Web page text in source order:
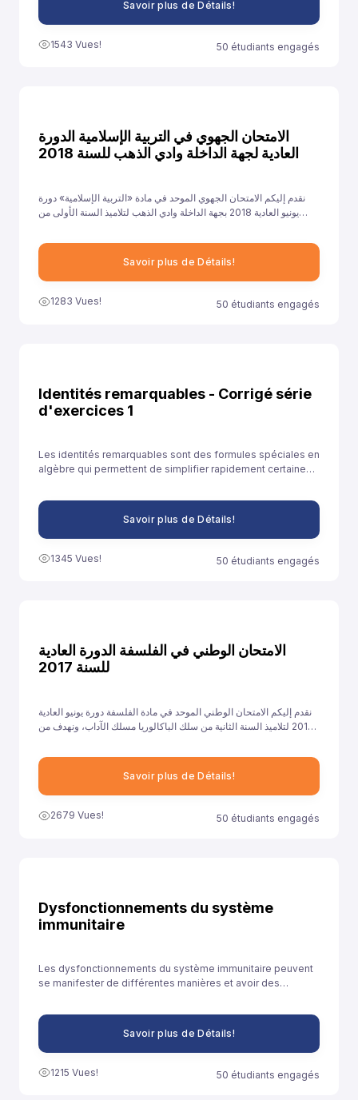
Savoir plus de Détails!
1543 Vues! 50 étudiants engagés
الامتحان الجهوي في التربية الإسلامية الدورة
العادية لجهة الداخلة وادي الذهب للسنة 2018
نقدم إليكم الامتحان الجهوي الموحد في مادة «التربية الإسلامية» دورة
يونيو العادية 2018 بجهة الداخلة وادي الذهب لتلاميذ السنة الأولى من
توفيرنا لهذا النموذج إلى مساعدة تلاميذ على الاستعداد الجيد لخوض غمار
Savoir plus de Détails!
1283 Vues! 50 étudiants engagés
Identités remarquables - Corrigé série
d'exercices 1
Les identités remarquables sont des formules spéciales en
algèbre qui permettent de simplifier rapidement certaines
des expressions ou résoudre des équations plus
Savoir plus de Détails!
1345 Vues! 50 étudiants engagés
الامتحان الوطني في الفلسفة الدورة العادية
للسنة 2017
نقدم إليكم الامتحان الوطني الموحد في مادة الفلسفة دورة يونيو العادية
2017 لتلاميذ السنة الثانية من سلك الباكالوريا مسلك الآداب، ونهدف من
على الاستعداد الجيد لخوض غمار الامتحانات الوطنية الموحدة.
Savoir plus de Détails!
2679 Vues! 50 étudiants engagés
Dysfonctionnements du système
immunitaire
Les dysfonctionnements du système immunitaire peuvent
se manifester de différentes manières et avoir des
Savoir plus de Détails!
1215 Vues! 50 étudiants engagés